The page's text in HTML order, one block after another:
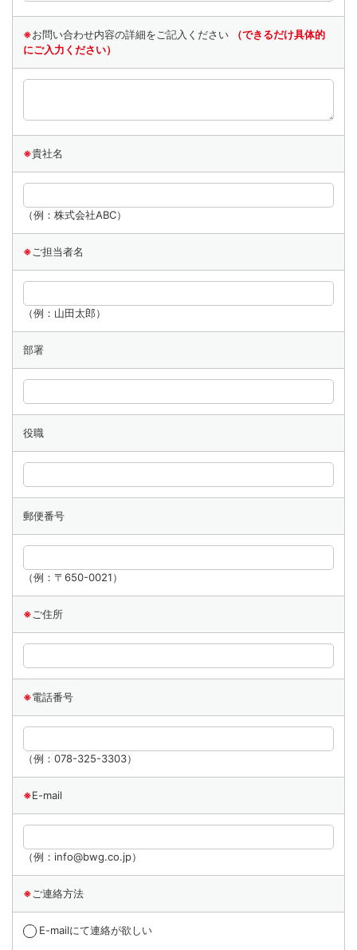
※お問い合わせ内容の詳細をご記入ください
（できるだけ具体的
にご入力ください）
※貴社名
（例：株式会社ABC）
※ ご担当者名
（例：山田太郎）
部署
役職
郵便番号
（例：〒650-0021）
※ ご住所
※電話番号
（例：078-325-3303）
※E-mail
（例：info@bwg.co.jp）
※ ご連絡方法
E-mailにて連絡が欲しい